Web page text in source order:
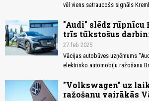
vēl viens satraucošs signāls
"Audi" slēdz rūpnīcu
trīs tūkstošus
27.feb 2025
Vācijas autobūves uzņēmums
elektrisko automobiļu ražošanu
"Volkswagen" uz
ražošanu vairākās